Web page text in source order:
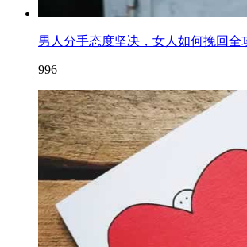
男人分手态度坚决，女人如何挽回全
996